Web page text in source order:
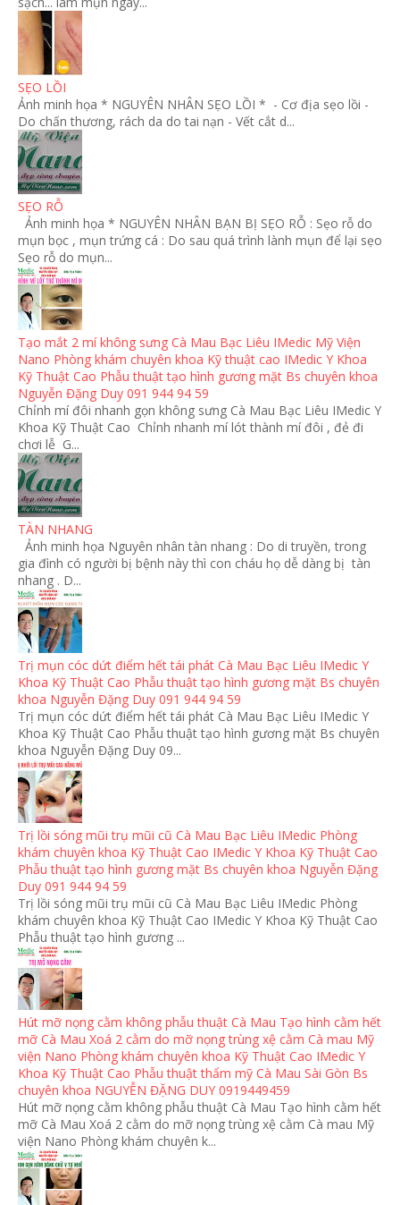
SẸO LỒI
Ảnh minh họa * NGUYÊN NHÂN SẸO LỒI * - Cơ địa sẹo lồi -
Do chấn thương, rách da do tai nạn - Vết cắt d...
SẸO RỖ
Ảnh minh họa * NGUYÊN NHÂN BẠN BỊ SẸO RỖ : Sẹo rỗ do
mụn bọc , mụn trứng cá : Do sau quá trình lành mụn để lại sẹo
Sẹo rỗ do mụn...
Tạo mắt 2 mí không sưng Cà Mau Bạc Liêu IMedic Mỹ Viện
Nano Phòng khám chuyên khoa Kỹ thuật cao IMedic Y Khoa
Kỹ Thuật Cao Phẫu thuật tạo hình gương mặt Bs chuyên khoa
Nguyễn Đặng Duy 091 944 94 59
Chỉnh mí đôi nhanh gọn không sưng Cà Mau Bạc Liêu IMedic Y
Khoa Kỹ Thuật Cao Chỉnh nhanh mí lót thành mí đôi , đẻ đi
chơi lễ G...
TÀN NHANG
Ảnh minh họa Nguyên nhân tàn nhang : Do di truyền, trong
gia đình có người bị bệnh này thì con cháu họ dễ dàng bị tàn
nhang . D...
Trị mụn cóc dứt điểm hết tái phát Cà Mau Bạc Liêu IMedic Y
Khoa Kỹ Thuật Cao Phẫu thuật tạo hình gương mặt Bs chuyên
khoa Nguyễn Đặng Duy 091 944 94 59
Trị mụn cóc dứt điểm hết tái phát Cà Mau Bạc Liêu IMedic Y
Khoa Kỹ Thuật Cao Phẫu thuật tạo hình gương mặt Bs chuyên
khoa Nguyễn Đặng Duy 09...
Trị lồi sóng mũi trụ mũi cũ Cà Mau Bạc Liêu IMedic Phòng
khám chuyên khoa Kỹ Thuật Cao IMedic Y Khoa Kỹ Thuật Cao
Phẫu thuật tạo hình gương mặt Bs chuyên khoa Nguyễn Đặng
Duy 091 944 94 59
Trị lồi sóng mũi trụ mũi cũ Cà Mau Bạc Liêu IMedic Phòng
khám chuyên khoa Kỹ Thuật Cao IMedic Y Khoa Kỹ Thuật Cao
Phẫu thuật tạo hình gương ...
Hút mỡ nọng cằm không phẫu thuật Cà Mau Tạo hình cằm hết
mỡ Cà Mau Xoá 2 cằm do mỡ nọng trùng xệ cằm Cà mau Mỹ
viện Nano Phòng khám chuyên khoa Kỹ Thuật Cao IMedic Y
Khoa Kỹ Thuật Cao Phẫu thuật thẩm mỹ Cà Mau Sài Gòn Bs
chuyên khoa NGUYỄN ĐẶNG DUY 0919449459
Hút mỡ nọng cằm không phẫu thuật Cà Mau Tạo hình cằm hết
mỡ Cà Mau Xoá 2 cằm do mỡ nọng trùng xệ cằm Cà mau Mỹ
viện Nano Phòng khám chuyên k...